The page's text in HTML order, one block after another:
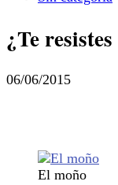
¿Te
06/06/2015
El moño